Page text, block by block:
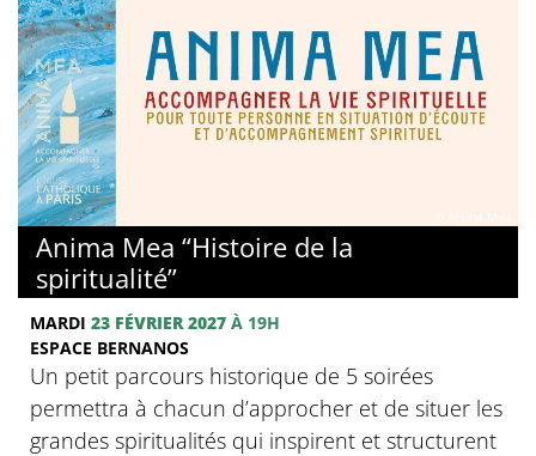
Anima Mea “Histoire de la
spiritualité”
MARDI 23 FÉVRIER 2027 À 19H
ESPACE BERNANOS
Un petit parcours historique de 5 soirées
permettra à chacun d’approcher et de situer les
grandes spiritualités qui inspirent et structurent